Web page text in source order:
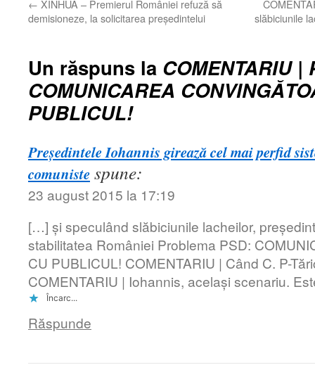
← XINHUA – Premierul României refuză să
demisioneze, la solicitarea preşedintelui
slăbiciunile
Un răspuns la COMENTARIU |
COMUNICAREA
PUBLICUL!
Președintele Iohannis girează cel mai perfid
comuniste spune:
23 august 2015 la 17:19
[…] şi speculând slăbiciunile lacheilor,
stabilitatea României Problema PSD:
CU PUBLICUL! COMENTARIU | Când C. P-
COMENTARIU | Iohannis, acelaşi scenariu.
Încarc...
Răspunde